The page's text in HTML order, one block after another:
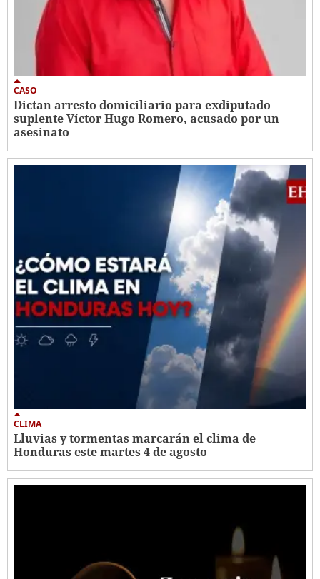
CASO
Dictan arresto domiciliario para exdiputado
suplente Víctor Hugo Romero, acusado por un
asesinato
CLIMA
Lluvias y tormentas marcarán el clima de
Honduras este martes 4 de agosto